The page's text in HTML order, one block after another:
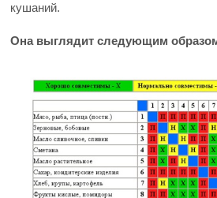
кушаний.
Она выглядит следующим